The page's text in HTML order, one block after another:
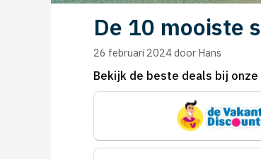
De 10 mooiste
26 februari 2024door Hans
Bekijk de beste deals bij